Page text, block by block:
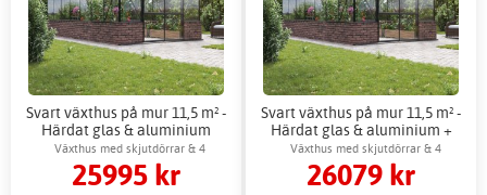
Svart växthus på mur 11,5 m² -
Härdat glas & aluminium
Växthus med skjutdörrar & 4
ventilationsfönster
25995 kr
Svart växthus på mur 11,5 m² -
Härdat glas & aluminium +
Växthustillbehör
Växthus med skjutdörrar & 4
ventilationsfönster
26079 kr